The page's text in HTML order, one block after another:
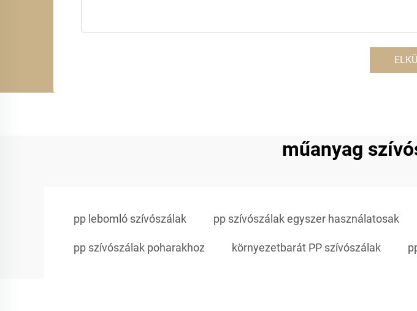
műanyag
pp lebomló szívószálak pp szívószálak egyszer használatosak
pp szívószálak poharakhoz környezetbarát PP szívószálak